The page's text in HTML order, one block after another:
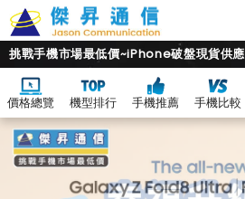
挑戰手機市場最低價~iPhone破盤現貨供應
價格總覽 機型排行 手機推薦 手機比較